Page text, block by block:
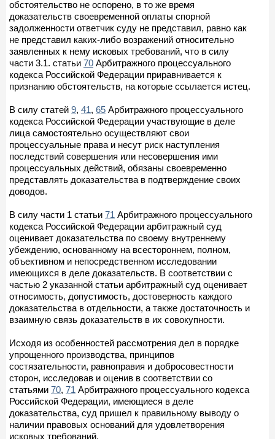
обстоятельство не оспорено, в то же время
доказательств своевременной оплаты спорной
задолженности ответчик суду не представил, равно как
не представил каких-либо возражений относительно
заявленных к нему исковых требований, что в силу
части 3.1. статьи 70 Арбитражного процессуального
кодекса Российской Федерации приравнивается к
признанию обстоятельств, на которые ссылается истец.
В силу статей 9, 41, 65 Арбитражного процессуального
кодекса Российской Федерации участвующие в деле
лица самостоятельно осуществляют свои
процессуальные права и несут риск наступления
последствий совершения или несовершения ими
процессуальных действий, обязаны своевременно
представлять доказательства в подтверждение своих
доводов.
В силу части 1 статьи 71 Арбитражного процессуального
кодекса Российской Федерации арбитражный суд
оценивает доказательства по своему внутреннему
убеждению, основанному на всестороннем, полном,
объективном и непосредственном исследовании
имеющихся в деле доказательств. В соответствии с
частью 2 указанной статьи арбитражный суд оценивает
относимость, допустимость, достоверность каждого
доказательства в отдельности, а также достаточность и
взаимную связь доказательств в их совокупности.
Исходя из особенностей рассмотрения дел в порядке
упрощенного производства, принципов
состязательности, равноправия и добросовестности
сторон, исследовав и оценив в соответствии со
статьями 70, 71 Арбитражного процессуального кодекса
Российской Федерации, имеющиеся в деле
доказательства, суд пришел к правильному выводу о
наличии правовых оснований для удовлетворения
исковых требований.